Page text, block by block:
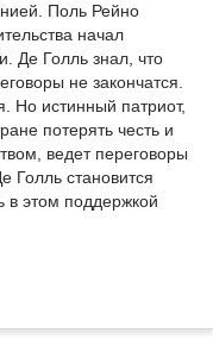
Поль Рейно
начал
Де Голль знал, что
не закончатся.
Но истинный патриот,
потерять честь и
ведет переговоры
Голль становится
в этом поддержкой